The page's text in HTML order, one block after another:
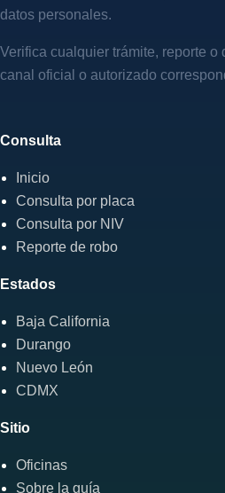
datos personales.
Verifica cualquier trámite, reporte o
canal oficial o autorizado
Consulta
Inicio
Consulta por placa
Consulta por NIV
Reporte de robo
Estados
Baja California
Durango
Nuevo León
CDMX
Sitio
Oficinas
Sobre la guía